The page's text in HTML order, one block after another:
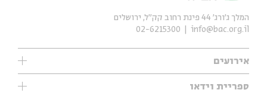
אירועים
עיון
אנגלית
ספריית וידאו
המלך ג'ורג' 44 פינת רחוב קק״ל, ירושלים
info@bac.org.il
02-6215300